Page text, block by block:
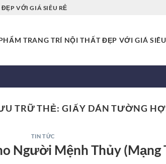
VỚI GIÁ SIÊU RẺ
TRANG TRÍ NỘI THẤT ĐẸP VỚI GIÁ
TRỮ THẺ:GIẤY DÁN TƯỜNG
TIN TỨC
Người Mệnh Thủy (Mạng